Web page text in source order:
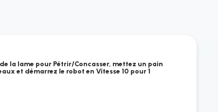
la lame pour Pétrir/Concasser, mettez un pain
et démarrez le robot en Vitesse 10 pour 1